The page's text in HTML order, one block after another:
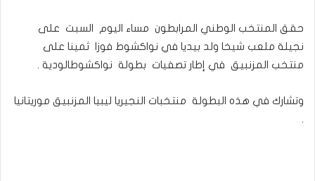
حقق المنتخب الوطني المرابطون مساء اليوم السبت على
نجيلة ملعب شيخا ولد بيديا في نواكشوط فوزا ثمينا على
منتخب المزنبيق في إطار تصفيات بطولة نواكشوطالودية .
وتشارك في هذه البطولة منتخبات النجيريا ليبيا المزنبيق موريتانيا
.